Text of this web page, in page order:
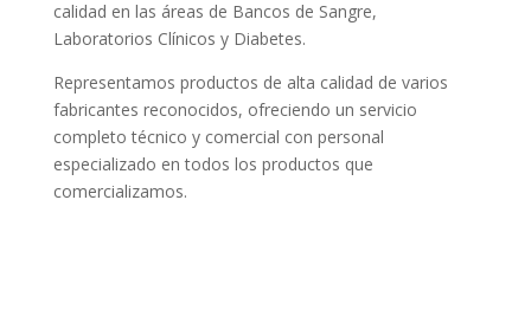
calidad en las áreas de Bancos de Sangre,
Laboratorios Clínicos y Diabetes.
Representamos productos de alta calidad de varios
fabricantes reconocidos, ofreciendo un servicio
completo técnico y comercial con personal
especializado en todos los productos que
comercializamos.